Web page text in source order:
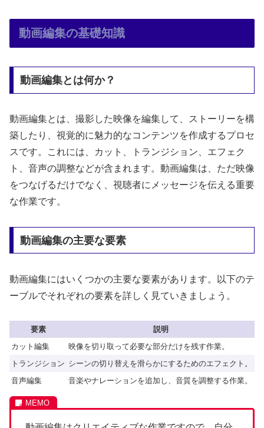
動画編集の基礎知識
動画編集とは何か？
動画編集とは、撮影した映像を編集して、ストーリーを構
築したり、視覚的に魅力的なコンテンツを作成するプロセ
スです。これには、カット、トランジション、エフェク
ト、音声の調整などが含まれます。動画編集は、ただ映像
をつなげるだけでなく、視聴者にメッセージを伝える重要
な作業です。
動画編集の主要な要素
動画編集にはいくつかの主要な要素があります。以下のテ
ーブルでそれぞれの要素を詳しく見ていきましょう。
要素
説明
カット編集
映像を切り取って必要な部分だけを残す作業。
トランジション シーンの切り替えを滑らかにするためのエフェクト。
音声編集
音楽やナレーションを追加し、音質を調整する作業。